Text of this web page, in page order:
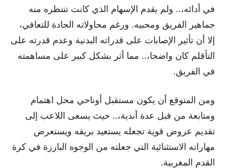
في أدائه،.. ولم يقدم الإسهام الذي كانت تنتظره منه
جماهير الفريق ومحبيه. ورغم محاولاته الجادة للتعافي،
إلا أن تأثير الإصابات على قدراته البدنية وعدم قدرته على
التأقلم كان واضحا،.. مما أثر بشكل كبير على مساهمته
في الفريق.
ومن المتوقع أن يكون مستقبل أوناحي محل اهتمام
ومتابعة من قبل عدة أندية،.. حيث يسعى اللاعب إلى
تقديم عروض قوية تجعله يستعيد بريقه ويستعرض
مهاراته الاستثنائية التي جعلته من الوجوه البارزة في كرة
القدم المغربية.